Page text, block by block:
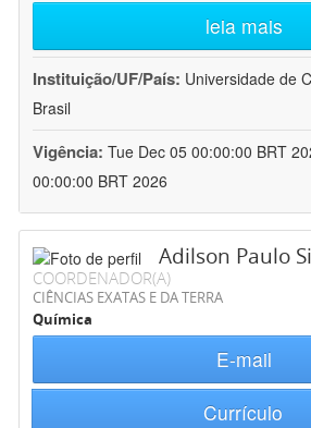
leia mais
Instituição/UF/País: Universidade de
Brasil
Vigência: Tue Dec 05 00:00:00 BRT
00:00:00 BRT 2026
Adilson Paulo
COORDENADOR(A)
CIÊNCIAS EXATAS E DA TERRA
Química
E-mail
Currículo